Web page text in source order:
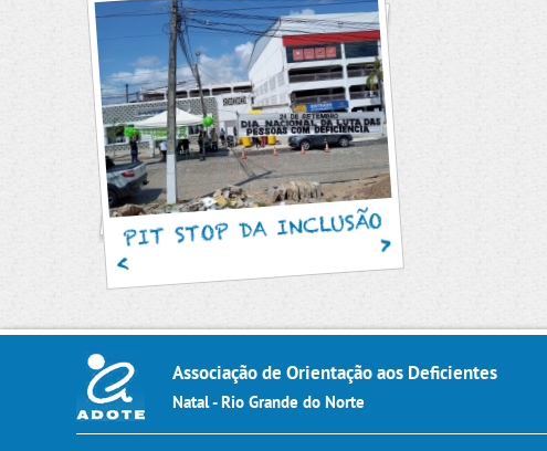
PIT STOP DA INCLUSÃO
Associação de Orientação aos Deficientes
Natal - Rio Grande do Norte